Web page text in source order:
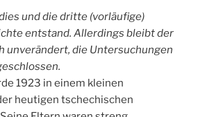
und die dritte (vorläufige)
entstand. Allerdings bleibt der
unverändert, die Untersuchungen
1923 in einem kleinen
heutigen tschechischen